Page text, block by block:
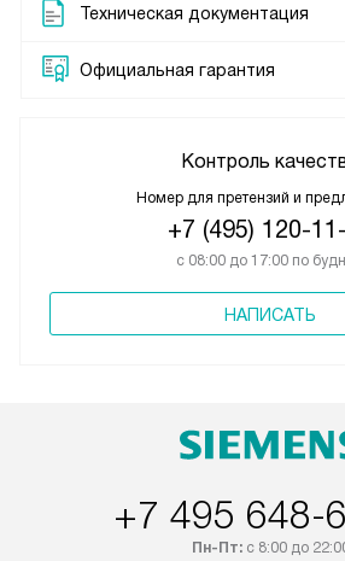
Техническая документация
Официальная гарантия
Контроль
Номер для претензий и
+7 (495) 120-
с 08:00 до 17:00 по
НАПИСАТЬ
+7 495 648-
Пн-Пт:с 8:00 до